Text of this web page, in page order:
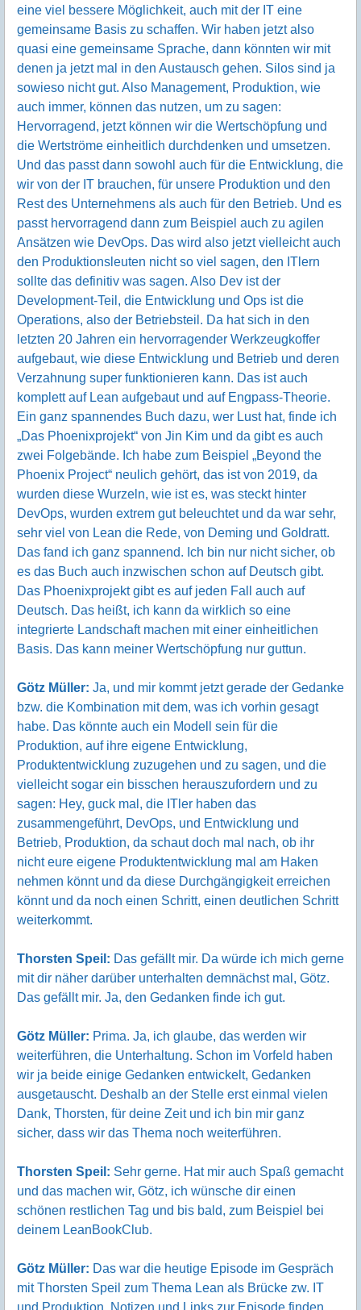
eine viel bessere Möglichkeit, auch mit der IT eine
gemeinsame Basis zu schaffen. Wir haben jetzt also
quasi eine gemeinsame Sprache, dann könnten wir mit
denen ja jetzt mal in den Austausch gehen. Silos sind ja
sowieso nicht gut. Also Management, Produktion, wie
auch immer, können das nutzen, um zu sagen:
Hervorragend, jetzt können wir die Wertschöpfung und
die Wertströme einheitlich durchdenken und umsetzen.
Und das passt dann sowohl auch für die Entwicklung, die
wir von der IT brauchen, für unsere Produktion und den
Rest des Unternehmens als auch für den Betrieb. Und es
passt hervorragend dann zum Beispiel auch zu agilen
Ansätzen wie DevOps. Das wird also jetzt vielleicht auch
den Produktionsleuten nicht so viel sagen, den ITlern
sollte das definitiv was sagen. Also Dev ist der
Development-Teil, die Entwicklung und Ops ist die
Operations, also der Betriebsteil. Da hat sich in den
letzten 20 Jahren ein hervorragender Werkzeugkoffer
aufgebaut, wie diese Entwicklung und Betrieb und deren
Verzahnung super funktionieren kann. Das ist auch
komplett auf Lean aufgebaut und auf Engpass-Theorie.
Ein ganz spannendes Buch dazu, wer Lust hat, finde ich
„Das Phoenixprojekt“ von Jin Kim und da gibt es auch
zwei Folgebände. Ich habe zum Beispiel „Beyond the
Phoenix Project“ neulich gehört, das ist von 2019, da
wurden diese Wurzeln, wie ist es, was steckt hinter
DevOps, wurden extrem gut beleuchtet und da war sehr,
sehr viel von Lean die Rede, von Deming und Goldratt.
Das fand ich ganz spannend. Ich bin nur nicht sicher, ob
es das Buch auch inzwischen schon auf Deutsch gibt.
Das Phoenixprojekt gibt es auf jeden Fall auch auf
Deutsch. Das heißt, ich kann da wirklich so eine
integrierte Landschaft machen mit einer einheitlichen
Basis. Das kann meiner Wertschöpfung nur guttun.
Götz Müller: Ja, und mir kommt jetzt gerade der Gedanke
bzw. die Kombination mit dem, was ich vorhin gesagt
habe. Das könnte auch ein Modell sein für die
Produktion, auf ihre eigene Entwicklung,
Produktentwicklung zuzugehen und zu sagen, und die
vielleicht sogar ein bisschen herauszufordern und zu
sagen: Hey, guck mal, die ITler haben das
zusammengeführt, DevOps, und Entwicklung und
Betrieb, Produktion, da schaut doch mal nach, ob ihr
nicht eure eigene Produktentwicklung mal am Haken
nehmen könnt und da diese Durchgängigkeit erreichen
könnt und da noch einen Schritt, einen deutlichen Schritt
weiterkommt.
Thorsten Speil: Das gefällt mir. Da würde ich mich gerne
mit dir näher darüber unterhalten demnächst mal, Götz.
Das gefällt mir. Ja, den Gedanken finde ich gut.
Götz Müller: Prima. Ja, ich glaube, das werden wir
weiterführen, die Unterhaltung. Schon im Vorfeld haben
wir ja beide einige Gedanken entwickelt, Gedanken
ausgetauscht. Deshalb an der Stelle erst einmal vielen
Dank, Thorsten, für deine Zeit und ich bin mir ganz
sicher, dass wir das Thema noch weiterführen.
Thorsten Speil: Sehr gerne. Hat mir auch Spaß gemacht
und das machen wir, Götz, ich wünsche dir einen
schönen restlichen Tag und bis bald, zum Beispiel bei
deinem LeanBookClub.
Götz Müller: Das war die heutige Episode im Gespräch
mit Thorsten Speil zum Thema Lean als Brücke zw. IT